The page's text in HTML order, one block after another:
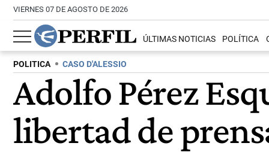
VIERNES 07 DE AGOSTO DE 2026
ÚLTIMAS NOTICIAS POLÍTICA
POLITICA CASO D'ALESSIO
Adolfo Pérez
libertad de